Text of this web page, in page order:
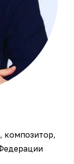
композитор,